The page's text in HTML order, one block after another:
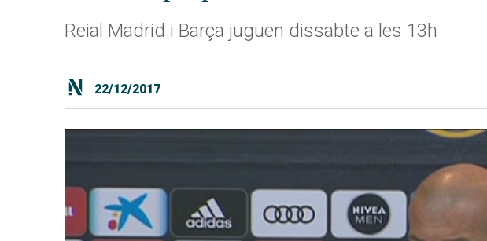
Reial Madrid i Barça juguen dissabte a les 13h
22/12/2017